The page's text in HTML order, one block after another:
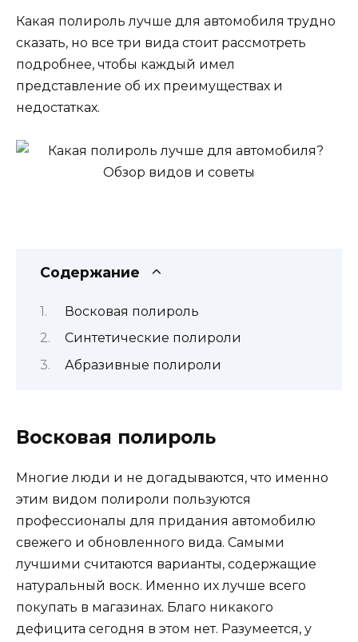
Какая полироль лучше для автомобиля трудно
сказать, но все три вида стоит рассмотреть
подробнее, чтобы каждый имел
представление об их преимуществах и
недостатках.
Содержание
Восковая полироль
Синтетические полироли
Абразивные полироли
Восковая полироль
Многие люди и не догадываются, что именно
этим видом полироли пользуются
профессионалы для придания автомобилю
свежего и обновленного вида. Самыми
лучшими считаются варианты, содержащие
натуральный воск. Именно их лучше всего
покупать в магазинах. Благо никакого
дефицита сегодня в этом нет. Разумеется, у